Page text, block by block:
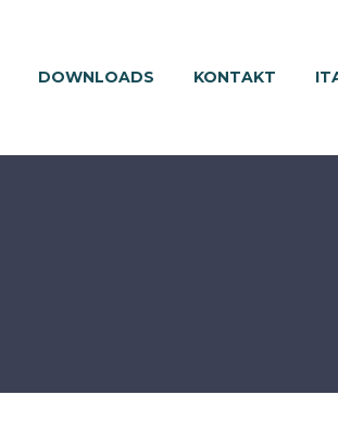
DOWNLOADS KONTAKT